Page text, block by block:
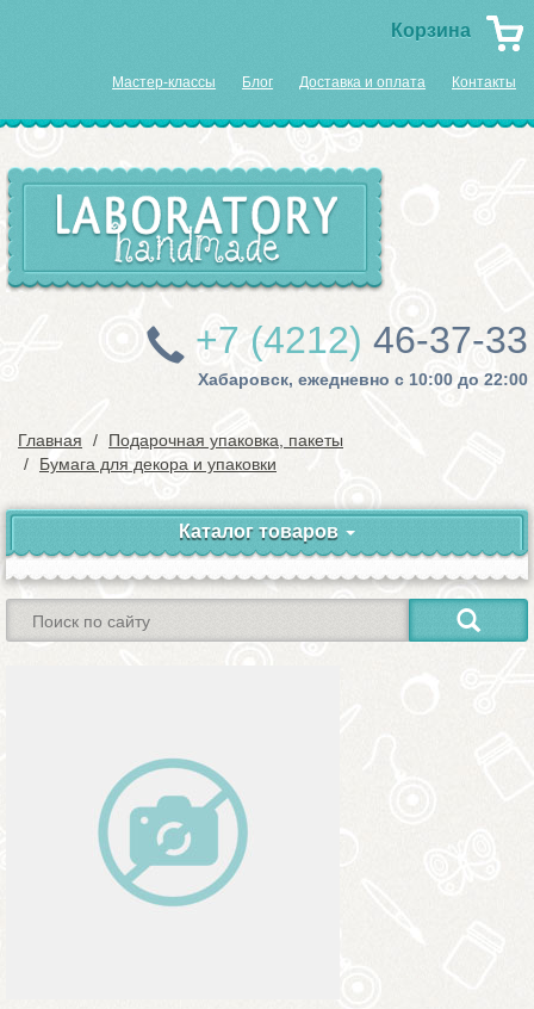
Корзина
Мастер-классы Блог Доставка и оплата Контакты
+7 (4212) 46-37-33
Хабаровск, ежедневно с 10:00 до 22:00
Главная
Подарочная упаковка, пакеты
Бумага для декора и упаковки
Каталог товаров